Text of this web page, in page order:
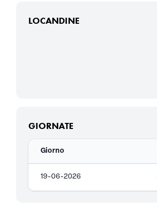
LOCANDINE
GIORNATE
Giorno
19-06-2026